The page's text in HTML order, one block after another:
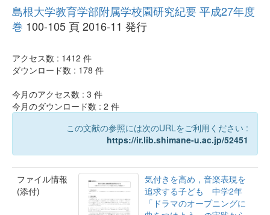
島根大学教育学部附属学校園研究紀要 平成27年度
巻 100-105 頁 2016-11 発行
アクセス数 : 1412 件
ダウンロード数 : 178 件
今月のアクセス数 : 3 件
今月のダウンロード数 : 2 件
この文献の参照には次のURLをご利用ください :
https://ir.lib.shimane-u.ac.jp/52451
ファイル情報
(添付)
気付きを高め，音楽表現を
追求する子ども 中学2年
「ドラマのオープニングに